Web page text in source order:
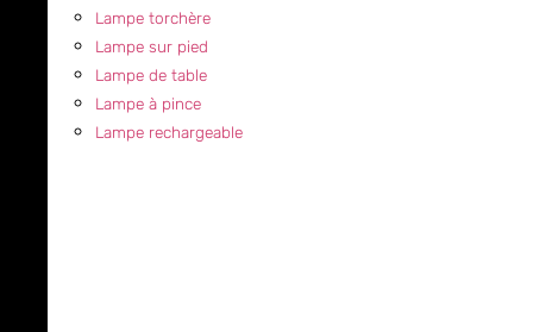
Lampe torchère
Lampe sur pied
Lampe de table
Lampe à pince
Lampe rechargeable